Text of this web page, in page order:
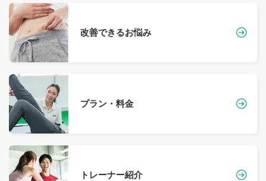
改善できるお悩み
プラン・料金
トレーナー紹介